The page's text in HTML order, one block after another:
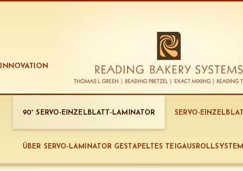
INNOVATION
90° SERVO-EINZELBLATT-LAMINATOR SERVO-
ÜBER SERVO-LAMINATOR GESTAPELTES TEIGAUSROLLSYSTEM